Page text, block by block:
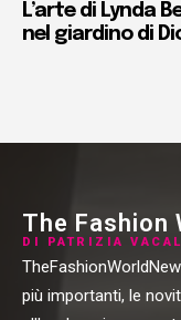
L’arte di Lynda
nel giardino di
The Fashion
DI PATRIZIA
più importanti, le